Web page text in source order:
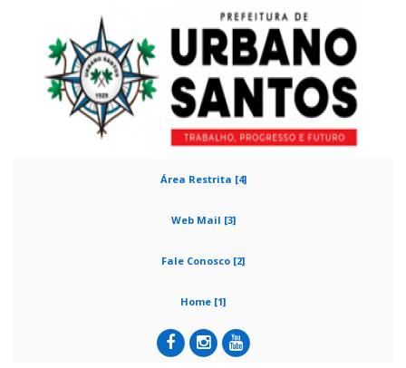
Área Restrita [4]
Web Mail [3]
Fale Conosco [2]
Home [1]